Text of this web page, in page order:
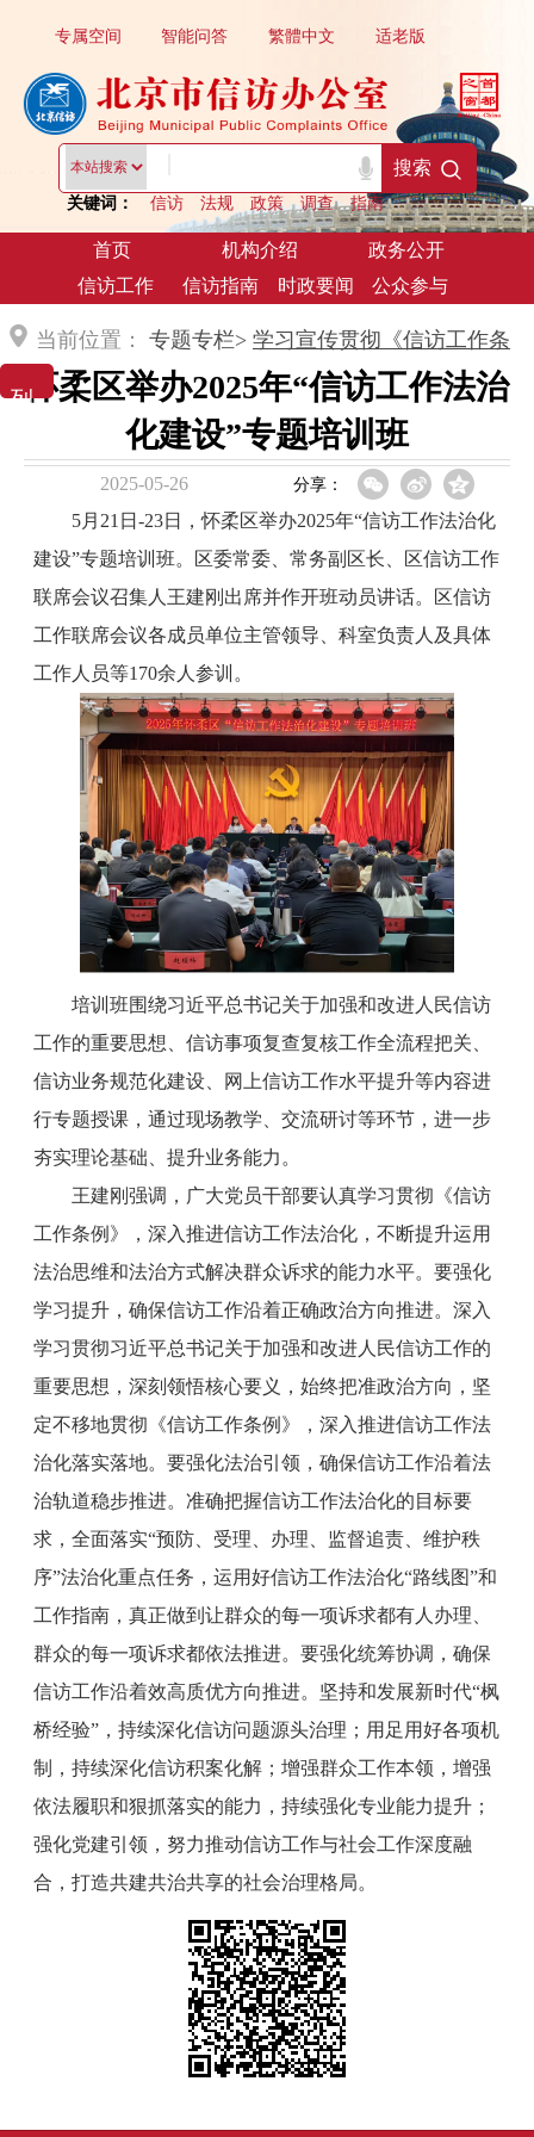
关键词： 信访 法规 政策 调查 指南
搜索
繁體中文
专属空间 适老版
智能问答
首页 机构介绍
政务公开
信访工作
信访指南 时政要闻 公众参与
当前位置： 专题专栏> 学习宣传贯彻《信访工作条
例》怀柔区举办2025年“信访工作法治
化建设”专题培训班
2025-05-26 分享：
5月21日-23日，怀柔区举办2025年“信访工作法治化
建设”专题培训班。区委常委、常务副区长、区信访工作
联席会议召集人王建刚出席并作开班动员讲话。区信访
工作联席会议各成员单位主管领导、科室负责人及具体
工作人员等170余人参训。
培训班围绕习近平总书记关于加强和改进人民信访
工作的重要思想、信访事项复查复核工作全流程把关、
信访业务规范化建设、网上信访工作水平提升等内容进
行专题授课，通过现场教学、交流研讨等环节，进一步
夯实理论基础、提升业务能力。
王建刚强调，广大党员干部要认真学习贯彻《信访
工作条例》，深入推进信访工作法治化，不断提升运用
法治思维和法治方式解决群众诉求的能力水平。要强化
学习提升，确保信访工作沿着正确政治方向推进。深入
学习贯彻习近平总书记关于加强和改进人民信访工作的
重要思想，深刻领悟核心要义，始终把准政治方向，坚
定不移地贯彻《信访工作条例》，深入推进信访工作法
治化落实落地。要强化法治引领，确保信访工作沿着法
治轨道稳步推进。准确把握信访工作法治化的目标要
求，全面落实“预防、受理、办理、监督追责、维护秩
序”法治化重点任务，运用好信访工作法治化“路线图”和
工作指南，真正做到让群众的每一项诉求都有人办理、
群众的每一项诉求都依法推进。要强化统筹协调，确保
信访工作沿着效高质优方向推进。坚持和发展新时代“枫
桥经验”，持续深化信访问题源头治理；用足用好各项机
制，持续深化信访积案化解；增强群众工作本领，增强
依法履职和狠抓落实的能力，持续强化专业能力提升；
强化党建引领，努力推动信访工作与社会工作深度融
合，打造共建共治共享的社会治理格局。